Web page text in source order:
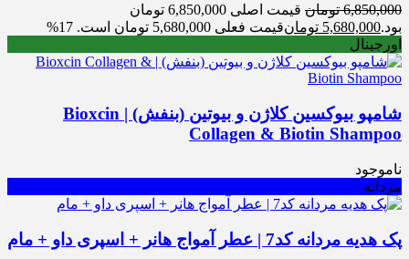
6,850,000 تومان
قیمت اصلی 6,850,000 تومان
بود.5,680,000 تومانقیمت فعلی 5,680,000 تومان است.
17%
اورجینال
شامپو بیوکسین کلاژن و بیوتین (بنفش) | Bioxcin
Collagen & Biotin Shampoo
ناموجود
مردانه
پک هدیه مردانه کد7 | عطر آمواج هانر + اسپری داو + مام